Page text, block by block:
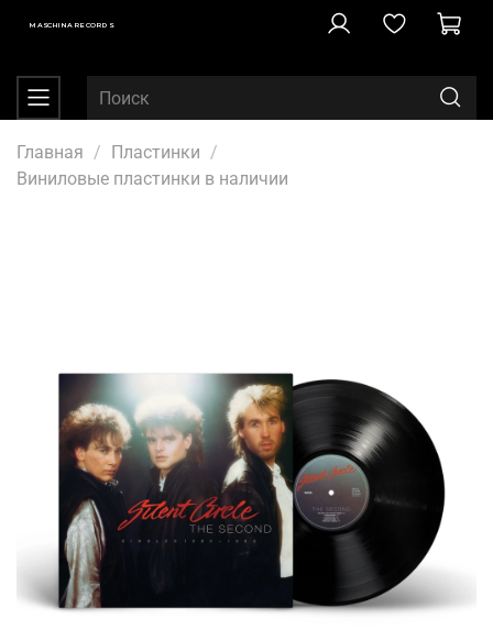
MASCHINA RECORDS
Главная
Пластинки
Виниловые пластинки в наличии